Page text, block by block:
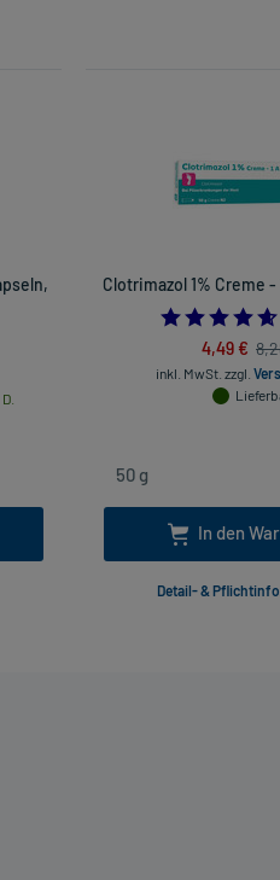
Clotrimazol 1% Creme -
4,49 €
inkl. MwSt. zzgl.
In den
Detail- &